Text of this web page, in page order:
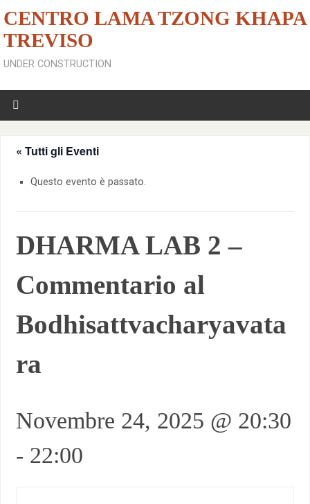
CENTRO LAMA TZONG KHAPA
TREVISO
UNDER CONSTRUCTION
« Tutti gli Eventi
Questo evento è passato.
DHARMA LAB 2 –
Commentario al
Bodhisattvacharyavata
ra
Novembre 24, 2025 @ 20:30
- 22:00